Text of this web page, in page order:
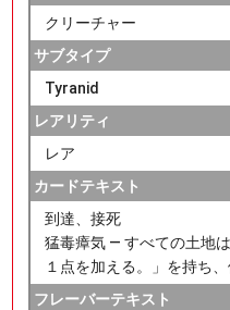
クリーチャー
サブタイプ
Tyranid
レアリティ
レア
カードテキスト
到達、接死
猛毒瘴気 — すべての土地
１点を加える。」を持ち
フレーバーテキスト